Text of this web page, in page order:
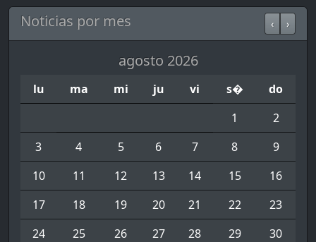
Noticias por mes ‹ ›
agosto 2026
lu ma mi ju vi s�
do
1
2
3
4 5 6 7 8
9
10
11 12 13 14 15
16
17
18 19 20 21 22
23
24
25 26 27 28 29
30